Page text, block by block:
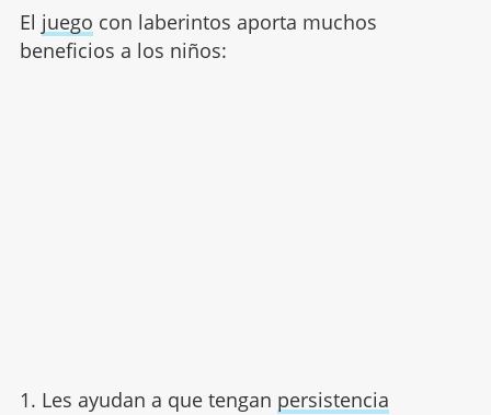
El juego con laberintos aporta muchos
beneficios a los niños:
1. Les ayudan a que tengan persistencia